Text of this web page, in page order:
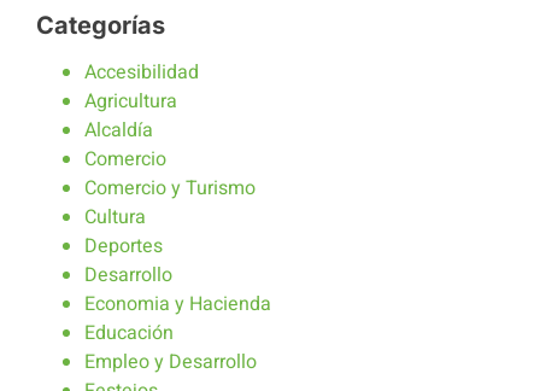
Categorías
Accesibilidad
Agricultura
Alcaldía
Comercio
Comercio y Turismo
Cultura
Deportes
Desarrollo
Economia y Hacienda
Educación
Empleo y Desarrollo